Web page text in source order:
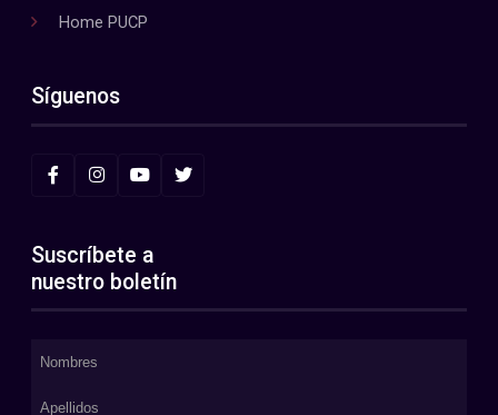
Home PUCP
Síguenos
Suscríbete a
nuestro boletín